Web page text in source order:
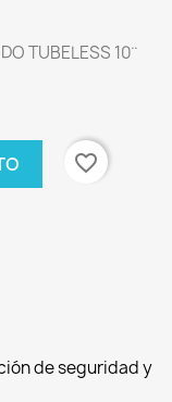
TUBELESS 10¨
favorite_border
de seguridad y